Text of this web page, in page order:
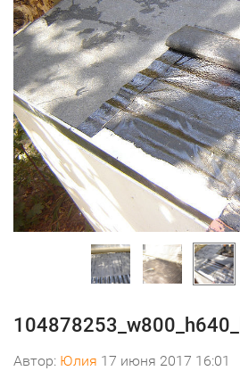
Автор: Юлия 17 июня 2017 16:01